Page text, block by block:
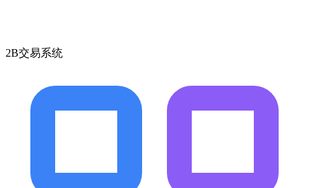
2B交易系统